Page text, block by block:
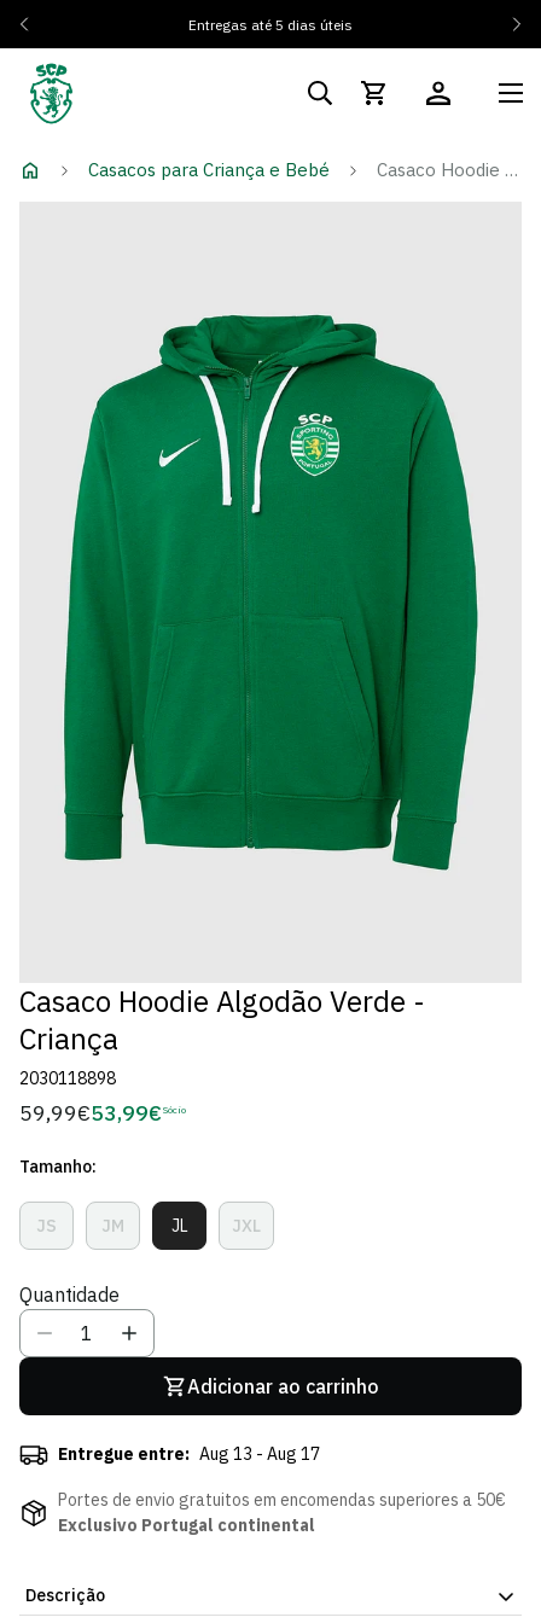
Entregas até 5 dias úteis
Casacos para Criança e Bebé Casaco Hoodie Algodão Verde - Criança
Casaco Hoodie Algodão Verde -
Criança
2030118898
Preço
59,99€Preço
Sócio
53,99€ Sócio
Tamanho:
JSVariante
Esgotada
Indisponível
JMVariante
Esgotada
Indisponível
JLVariante
Esgotada
JXLVariante
Esgotada
Quantidade
Adicionar ao carrinho
Entregue entre: Aug 13 - Aug 17
Portes de envio gratuitos em encomendas superiores a 50€
Exclusivo Portugal continental
Descrição